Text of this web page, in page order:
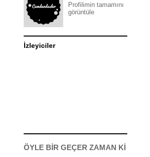
Profilimin tamamını
görüntüle
İzleyiciler
ÖYLE BİR GEÇER ZAMAN Kİ